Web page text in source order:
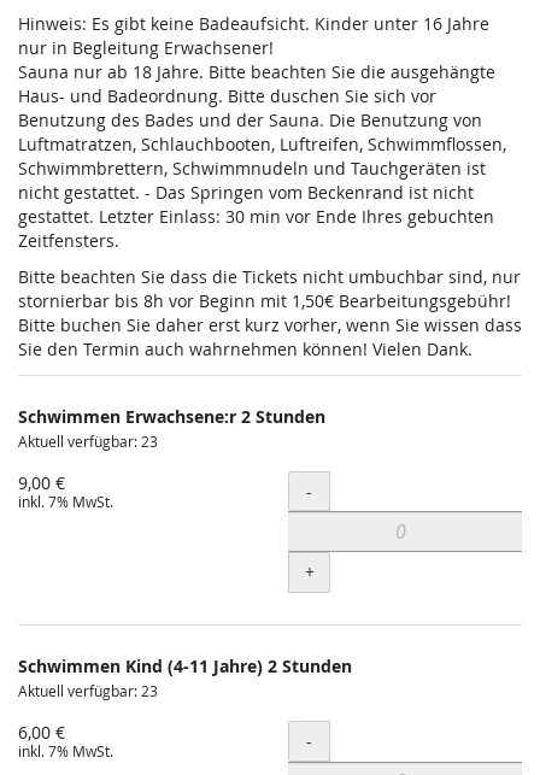
Hinweis: Es gibt keine Badeaufsicht. Kinder unter 16 Jahre
nur in Begleitung Erwachsener!
Sauna nur ab 18 Jahre. Bitte beachten Sie die ausgehängte
Haus- und Badeordnung. Bitte duschen Sie sich vor
Benutzung des Bades und der Sauna. Die Benutzung von
Luftmatratzen, Schlauchbooten, Luftreifen, Schwimmflossen,
Schwimmbrettern, Schwimmnudeln und Tauchgeräten ist
nicht gestattet. - Das Springen vom Beckenrand ist nicht
gestattet. Letzter Einlass: 30 min vor Ende Ihres gebuchten
Zeitfensters.
Bitte beachten Sie dass die Tickets nicht umbuchbar sind, nur
stornierbar bis 8h vor Beginn mit 1,50€ Bearbeitungsgebühr!
Bitte buchen Sie daher erst kurz vorher, wenn Sie wissen dass
Sie den Termin auch wahrnehmen können! Vielen Dank.
Schwimmen Erwachsene:r 2 Stunden
Aktuell verfügbar: 23
9,00 €
inkl. 7% MwSt. Menge
-
+
Schwimmen Kind (4-11 Jahre) 2 Stunden
Aktuell verfügbar: 23
6,00 €
inkl. 7% MwSt. Menge
-